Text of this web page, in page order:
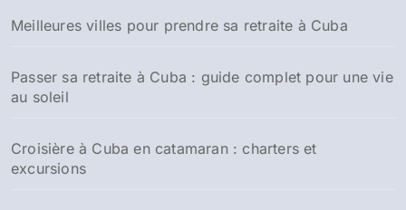
Meilleures villes pour prendre sa retraite à Cuba
Passer sa retraite à Cuba : guide complet pour une vie
au soleil
Croisière à Cuba en catamaran : charters et
excursions